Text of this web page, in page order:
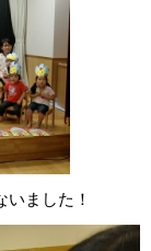
ました！